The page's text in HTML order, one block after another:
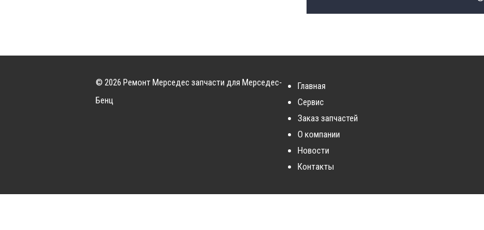
© 2026 Ремонт Мерседес запчасти для Мерседес-
Бенц
Главная
Сервис
Заказ запчастей
О компании
Новости
Контакты